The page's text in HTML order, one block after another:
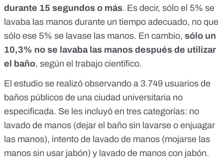
durante 15 segundos o más. Es decir, sólo el 5% se
lavaba las manos durante un tiempo adecuado, no que
sólo ese 5% se lavase las manos. En cambio, sólo un
10,3% no se lavaba las manos después de utilizar
el baño, según el trabajo científico.
El estudio se realizó observando a 3.749 usuarios de
baños públicos de una ciudad universitaria no
especificada. Se les incluyó en tres categorías: no
lavado de manos (dejar el baño sin lavarse o enjuagar
las manos), intento de lavado de manos (mojarse las
manos sin usar jabón) y lavado de manos con jabón.